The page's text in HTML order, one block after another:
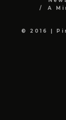
A
© 2016 |